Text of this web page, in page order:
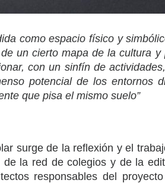
como espacio físico y
un cierto mapa de la cultura
con un sinfín de
potencial de los entornos
que pisa el mismo suelo”
surge de la reflexión y el
de la red de colegios y de la
responsables del